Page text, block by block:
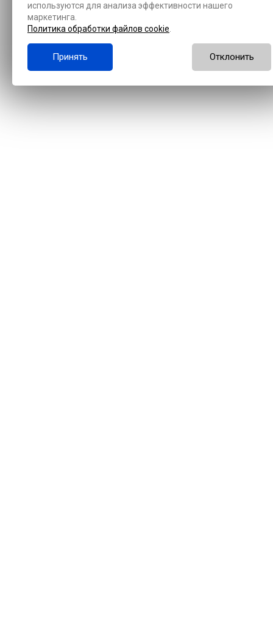
используются для анализа эффективности нашего
маркетинга.
Политика обработки файлов cookie.
Принять Отклонить